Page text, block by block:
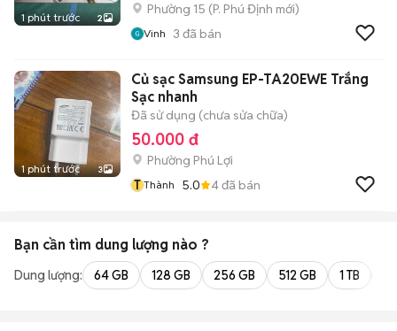
1 phút trước 2
Phường 15 (P. Phú Định mới)
Vinh 3 đã bán
1 phút trước 3
Củ sạc Samsung EP-TA20EWE Trắng
Sạc nhanh
Đã sử dụng (chưa sửa chữa)
50.000 đ
Phường Phú Lợi
T Thành 5.0 4đã bán
Bạn cần tìm dung lượng nào ?
Dung lượng: 64 GB 128 GB 256 GB 512 GB 1 TB